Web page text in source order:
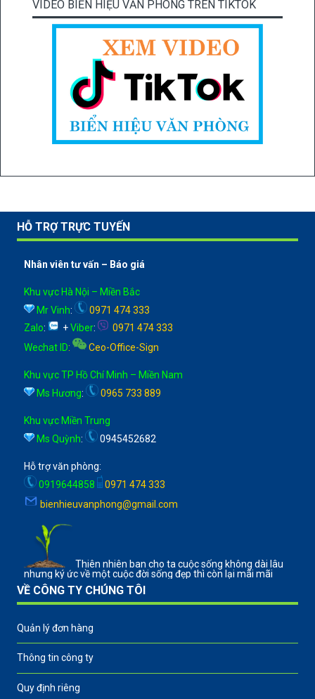
VIDEO BIỂN HIỆU VĂN PHÒNG TRÊN TIKTOK
HỖ TRỢ TRỰC TUYẾN
Nhân viên tư vấn – Báo giá
Khu vực Hà Nội – Miền Bắc
Mr Vinh:
0971 474 333
Zalo: +Viber:
0971 474 333
Wechat ID: Ceo-Office-Sign
Khu vực TP Hồ Chí Minh – Miền Nam
Ms Hương: 0965 733 889
Khu vực Miền Trung
Ms Quỳnh: 0945452682
Hỗ trợ văn phòng:
0919644858
0971 474 333
bienhieuvanphong@gmail.com
Thiên nhiên ban cho ta cuộc sống không dài lâu
nhưng ký ức về một cuộc đời sống đẹp thì còn lại mãi mãi
VỀ CÔNG TY CHÚNG TÔI
Quản lý đơn hàng
Thông tin công ty
Quy định riêng